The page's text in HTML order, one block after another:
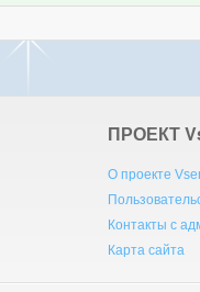
ПРОЕКТ V
О проекте
Контакты с
Карта сайта